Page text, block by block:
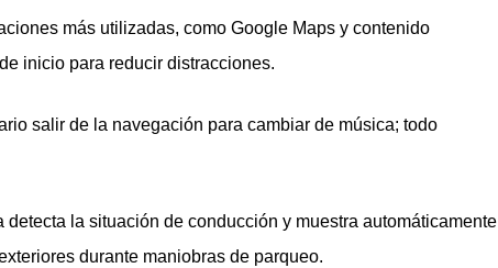
más utilizadas, como Google Maps y contenido
inicio para reducir distracciones.
salir de la navegación para cambiar de música; todo
detecta la situación de conducción y muestra automáticamente
durante maniobras de parqueo.